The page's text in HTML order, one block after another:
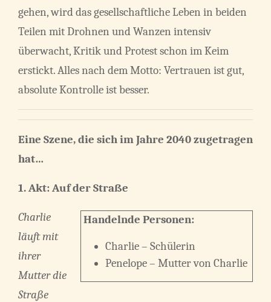
gehen, wird das gesellschaftliche Leben in beiden
Teilen mit Drohnen und Wanzen intensiv
überwacht, Kritik und Protest schon im Keim
erstickt. Alles nach dem Motto: Vertrauen ist gut,
absolute Kontrolle ist besser.
Eine Szene, die sich im Jahre 2040 zugetragen
hat…
1. Akt: Auf der Straße
Handelnde Personen:
Charlie – Schülerin
Penelope – Mutter von Charlie
Charlie
läuft mit
ihrer
Mutter die
Straße